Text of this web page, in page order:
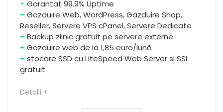
+ Garantat 99.9% Uptime
+ Gazduire Web, WordPress, Gazduire Shop,
Reseller, Servere VPS cPanel, Servere Dedicate
+ Backup zilnic gratuit pe servere externe
+ Gazduire web de la 1,85 euro/lună
+ stocare SSD cu LiteSpeed Web Server si SSL
gratuit
Detalii +